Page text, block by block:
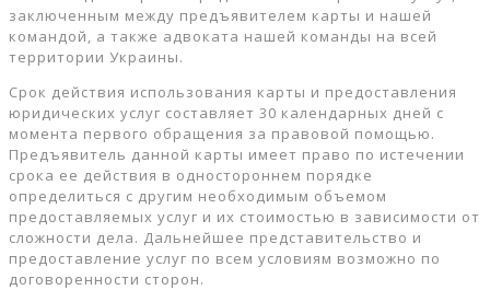
заключенным между предъявителем карты и нашей
командой, а также адвоката нашей команды на всей
территории Украины.
Срок действия использования карты и предоставления
юридических услуг составляет 30 календарных дней с
момента первого обращения за правовой помощью.
Предъявитель данной карты имеет право по истечении
срока ее действия в одностороннем порядке
определиться с другим необходимым объемом
предоставляемых услуг и их стоимостью в зависимости от
сложности дела. Дальнейшее представительство и
предоставление услуг по всем условиям возможно по
договоренности сторон.